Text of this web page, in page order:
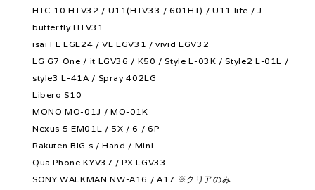
HTC 10 HTV32 / U11(HTV33 / 601HT) / U11 life / J
butterfly HTV31
isai FL LGL24 / VL LGV31 / vivid LGV32
LG G7 One / it LGV36 / K50 / Style L-03K / Style2 L-01L /
style3 L-41A / Spray 402LG
Libero S10
MONO MO-01J / MO-01K
Nexus 5 EM01L / 5X / 6 / 6P
Rakuten BIG s / Hand / Mini
Qua Phone KYV37 / PX LGV33
SONY WALKMAN NW-A16 / A17 ※クリアのみ